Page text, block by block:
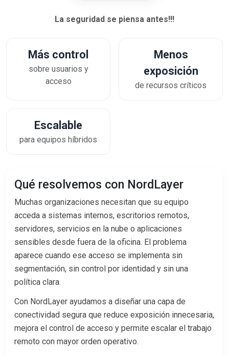
La seguridad se piensa antes!!!
Más control
sobre usuarios y
acceso
Menos
exposición
de recursos críticos
Escalable
para equipos híbridos
Qué resolvemos con NordLayer
Muchas organizaciones necesitan que su equipo
acceda a sistemas internos, escritorios remotos,
servidores, servicios en la nube o aplicaciones
sensibles desde fuera de la oficina. El problema
aparece cuando ese acceso se implementa sin
segmentación, sin control por identidad y sin una
política clara.
Con NordLayer ayudamos a diseñar una capa de
conectividad segura que reduce exposición innecesaria,
mejora el control de acceso y permite escalar el trabajo
remoto con mayor orden operativo.